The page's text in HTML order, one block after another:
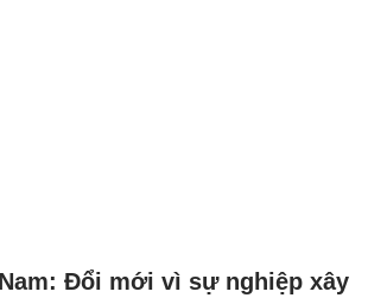
Đổi mới vì sự nghiệp xây